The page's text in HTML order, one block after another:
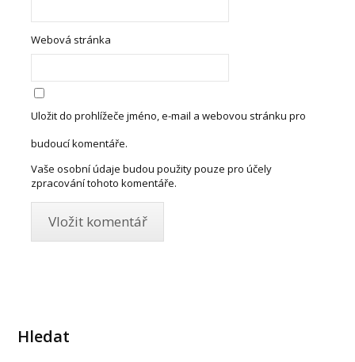
Webová stránka
Uložit do prohlížeče jméno, e-mail a webovou stránku pro
budoucí komentáře.
Vaše osobní údaje budou použity pouze pro účely
zpracování tohoto komentáře.
Hledat